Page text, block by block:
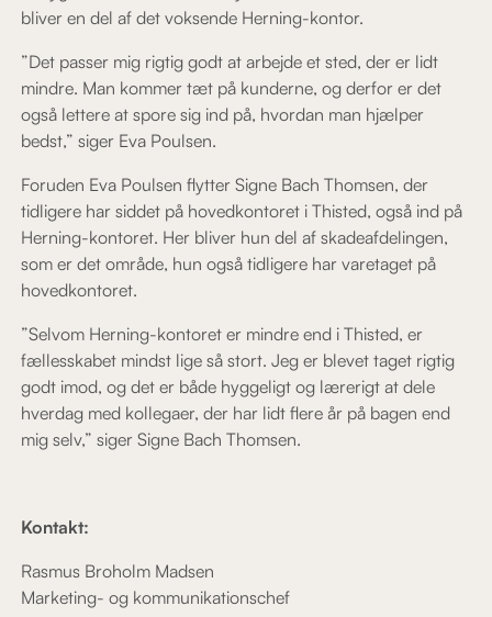
bliver en del af det voksende Herning-kontor.
”Det passer mig rigtig godt at arbejde et sted, der er lidt
mindre. Man kommer tæt på kunderne, og derfor er det
også lettere at spore sig ind på, hvordan man hjælper
bedst,” siger Eva Poulsen.
Foruden Eva Poulsen flytter Signe Bach Thomsen, der
tidligere har siddet på hovedkontoret i Thisted, også ind på
Herning-kontoret. Her bliver hun del af skadeafdelingen,
som er det område, hun også tidligere har varetaget på
hovedkontoret.
”Selvom Herning-kontoret er mindre end i Thisted, er
fællesskabet mindst lige så stort. Jeg er blevet taget rigtig
godt imod, og det er både hyggeligt og lærerigt at dele
hverdag med kollegaer, der har lidt flere år på bagen end
mig selv,” siger Signe Bach Thomsen.
Kontakt:
Rasmus Broholm Madsen
Marketing- og kommunikationschef